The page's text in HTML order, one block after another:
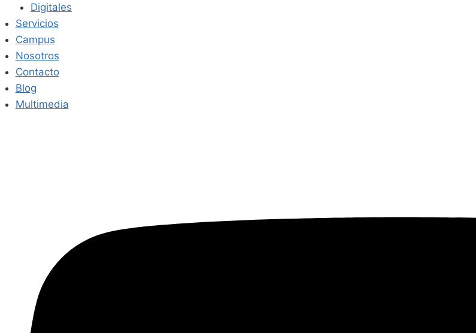
Digitales
Servicios
Campus
Nosotros
Contacto
Blog
Multimedia